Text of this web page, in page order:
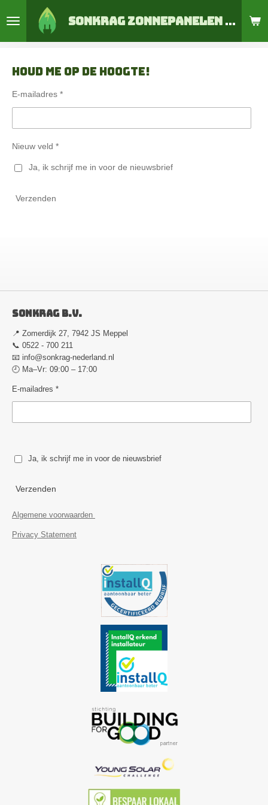
direct
Sonkrag zonnepanelen en thuisaccu's
Houd me op de hoogte!
E-mailadres *
Nieuw veld *
Ja, ik schrijf me in voor de nieuwsbrief
Verzenden
Sonkrag B.V.
📍 Zomerdijk 27, 7942 JS Meppel
📞 0522 - 700 211
📧 info@sonkrag-nederland.nl
🕘 Ma–Vr: 09:00 – 17:00
E-mailadres *
Ja, ik schrijf me in voor de nieuwsbrief
Verzenden
Algemene voorwaarden
Privacy Statement